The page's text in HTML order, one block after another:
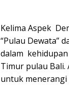
Kelima Aspek
“Pulau Dewata”
dalam
Timur pulau Bali.
untuk menerangi